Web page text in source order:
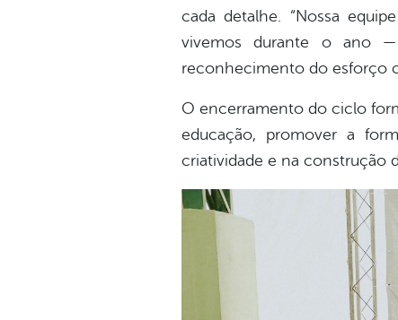
cada detalhe. “Nossa
vivemos durante o ano —
reconhecimento do esforço
O encerramento do ciclo
educação, promover a
criatividade e na construção